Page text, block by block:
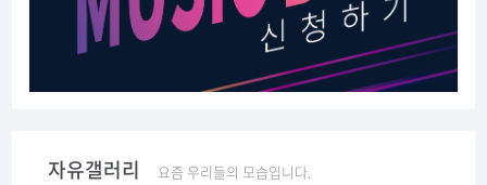
자유갤러리 요즘 우리들의 모습입니다.